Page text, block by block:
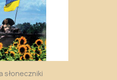
słoneczniki